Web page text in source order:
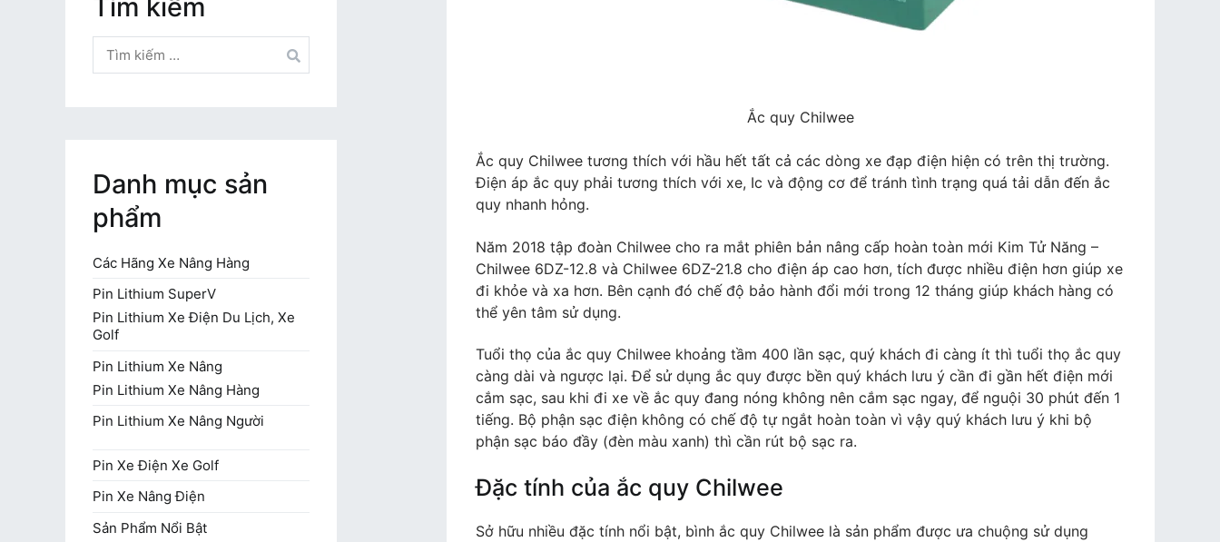
Ắc quy Chilwee
Ắc quy Chilwee tương thích với hầu hết tất cả các dòng xe đạp điện hiện có trên thị trường.
Điện áp ắc quy phải tương thích với xe, Ic và động cơ để tránh tình trạng quá tải dẫn đến ắc
quy nhanh hỏng.
Năm 2018 tập đoàn Chilwee cho ra mắt phiên bản nâng cấp hoàn toàn mới Kim Tử Năng –
Chilwee 6DZ-12.8 và Chilwee 6DZ-21.8 cho điện áp cao hơn, tích được nhiều điện hơn giúp xe
đi khỏe và xa hơn. Bên cạnh đó chế độ bảo hành đổi mới trong 12 tháng giúp khách hàng có
thể yên tâm sử dụng.
Tuổi thọ của ắc quy Chilwee khoảng tầm 400 lần sạc, quý khách đi càng ít thì tuổi thọ ắc quy
càng dài và ngược lại. Để sử dụng ắc quy được bền quý khách lưu ý cần đi gần hết điện mới
cắm sạc, sau khi đi xe về ắc quy đang nóng không nên cắm sạc ngay, để nguội 30 phút đến 1
tiếng. Bộ phận sạc điện không có chế độ tự ngắt hoàn toàn vì vậy quý khách lưu ý khi bộ
phận sạc báo đầy (đèn màu xanh) thì cần rút bộ sạc ra.
Đặc tính của ắc quy Chilwee
Sở hữu nhiều đặc tính nổi bật, bình ắc quy Chilwee là sản phẩm được ưa chuộng sử dụng
Tìm kiếm
kiếm
cho:
Danh mục sản
phẩm
Các Hãng Xe Nâng Hàng
Pin Lithium SuperV
Pin Lithium Xe Điện Du Lịch, Xe
Golf
Pin Lithium Xe Nâng
Pin Lithium Xe Nâng Hàng
Pin Lithium Xe Nâng Người
Pin Xe Điện Xe Golf
Pin Xe Nâng Điện
Sản Phẩm Nổi Bật